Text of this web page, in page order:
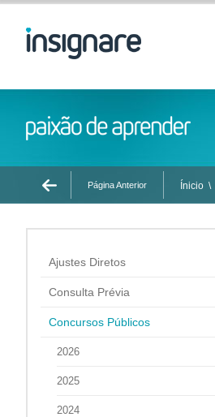
Página Anterior Ínicio \
Ajustes Diretos
Consulta Prévia
Concursos Públicos
2026
2025
2024